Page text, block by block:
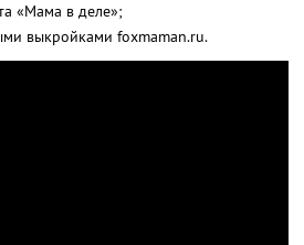
«Мама в деле»;
выкройками foxmaman.ru.